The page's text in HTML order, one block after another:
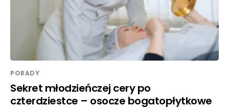
PORADY
Sekret młodzieńczej cery po
czterdziestce – osocze bogatopłytkowe